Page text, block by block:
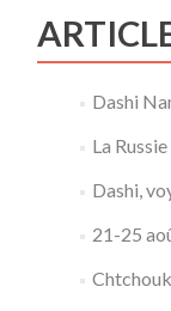
Dashi
La
Dashi,
21-25